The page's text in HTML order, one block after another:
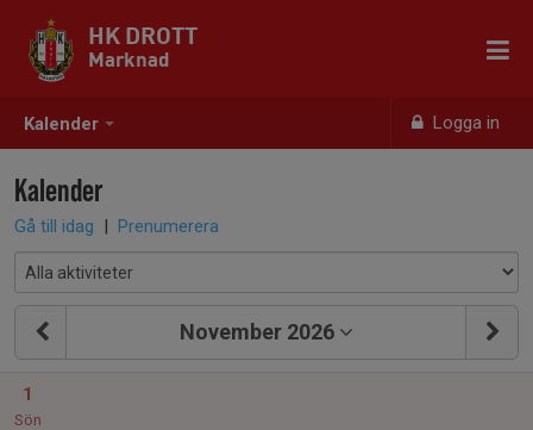
Kalender Logga in
HK DROTT
Marknad
Kalender
Gå till idag | Prenumerera
November 2026
1
Sön